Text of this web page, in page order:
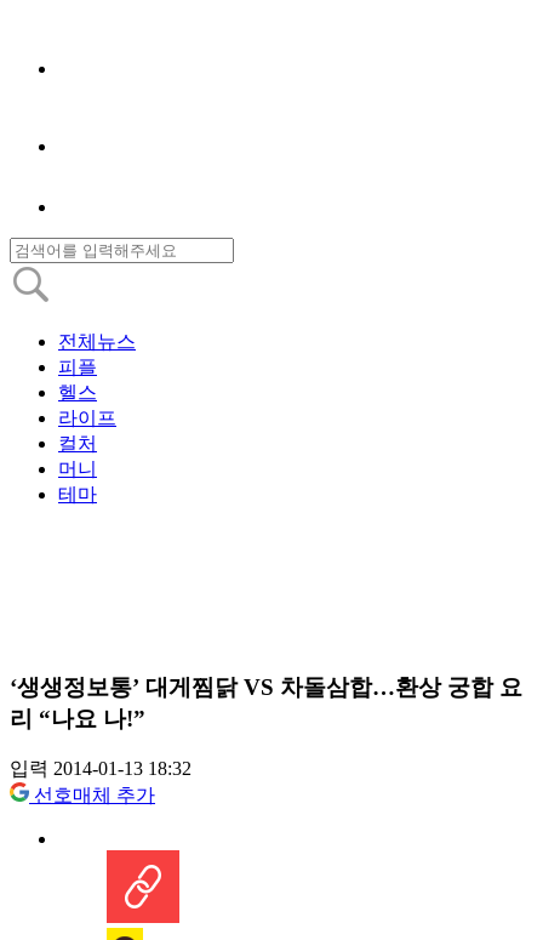
전체뉴스
피플
헬스
라이프
컬처
머니
테마
‘생생정보통’ 대게찜닭 VS 차돌삼합…환상 궁합 요
리 “나요 나!”
입력 2014-01-13 18:32
선호매체 추가